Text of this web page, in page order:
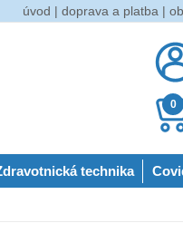
úvod | doprava a platba |
0
technika